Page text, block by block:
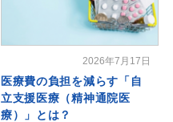
2026年7月17日
医療費の負担を減らす「自
立支援医療（精神通院医
療）」とは？